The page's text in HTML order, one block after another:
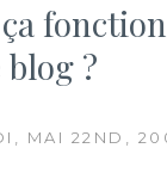
?
MAI 22ND,